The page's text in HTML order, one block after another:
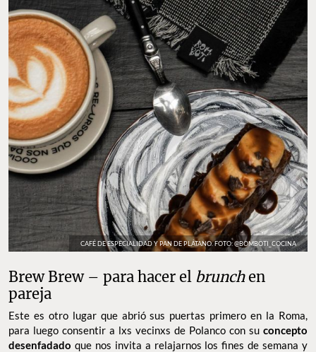
CAFÉ DE ESPECIALIDAD Y PAN DE PLÁTANO. FOTO: @BOMBOTI_COCINA
Brew Brew – para hacer el brunchen
pareja
Este es otro lugar que abrió sus puertas primero en la Roma,
para luego consentir a lxs vecinxs de Polanco con su concepto
desenfadado que nos invita a relajarnos los fines de semana y